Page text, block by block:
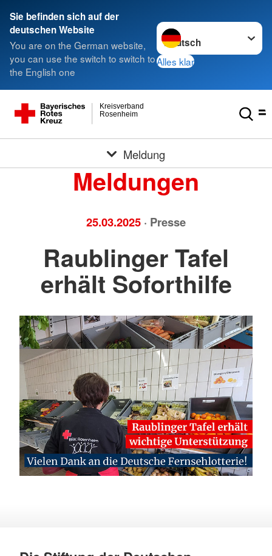
Sie befinden sich auf der
deutschen Website
You are on the German website,
you can use the switch to switch to
the English one
Sprache wechseln zu
Alles klar
Rosenheim
Kreisverband
Meldung
Meldungen
25.03.2025 · Presse
Raublinger Tafel
erhält Soforthilfe